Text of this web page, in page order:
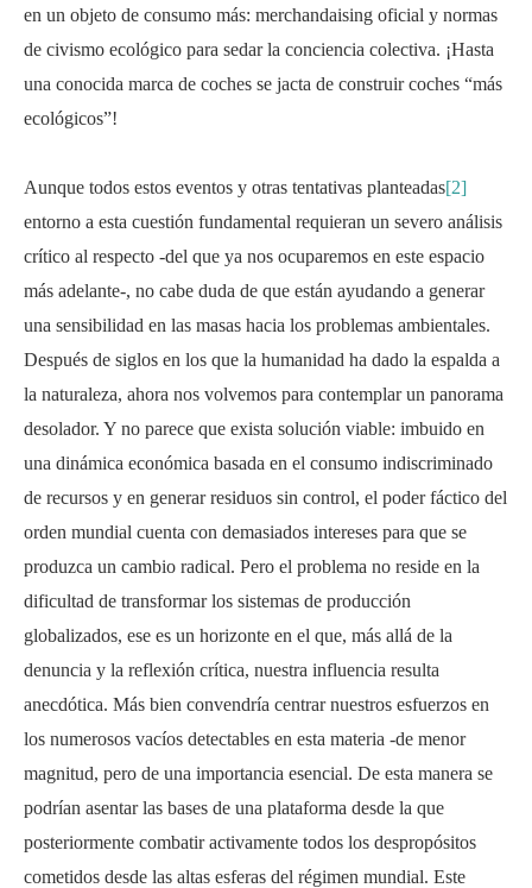
en un objeto de consumo más: merchandaising oficial y normas
de civismo ecológico para sedar la conciencia colectiva. ¡Hasta
una conocida marca de coches se jacta de construir coches “más
ecológicos”!
Aunque todos estos eventos y otras tentativas planteadas[2]
entorno a esta cuestión fundamental requieran un severo análisis
crítico al respecto -del que ya nos ocuparemos en este espacio
más adelante-, no cabe duda de que están ayudando a generar
una sensibilidad en las masas hacia los problemas ambientales.
Después de siglos en los que la humanidad ha dado la espalda a
la naturaleza, ahora nos volvemos para contemplar un panorama
desolador. Y no parece que exista solución viable: imbuido en
una dinámica económica basada en el consumo indiscriminado
de recursos y en generar residuos sin control, el poder fáctico del
orden mundial cuenta con demasiados intereses para que se
produzca un cambio radical. Pero el problema no reside en la
dificultad de transformar los sistemas de producción
globalizados, ese es un horizonte en el que, más allá de la
denuncia y la reflexión crítica, nuestra influencia resulta
anecdótica. Más bien convendría centrar nuestros esfuerzos en
los numerosos vacíos detectables en esta materia -de menor
magnitud, pero de una importancia esencial. De esta manera se
podrían asentar las bases de una plataforma desde la que
posteriormente combatir activamente todos los despropósitos
cometidos desde las altas esferas del régimen mundial. Este